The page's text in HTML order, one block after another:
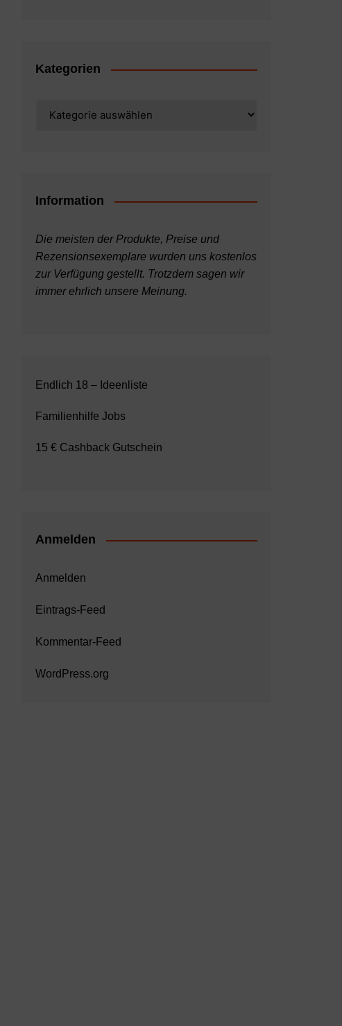
Kategorien
Information
Die meisten der Produkte, Preise und
Rezensionsexemplare wurden uns kostenlos
zur Verfügung gestellt. Trotzdem sagen wir
immer ehrlich unsere Meinung.
Endlich 18 – Ideenliste
Familienhilfe Jobs
15 € Cashback Gutschein
Anmelden
Anmelden
Eintrags-Feed
Kommentar-Feed
WordPress.org